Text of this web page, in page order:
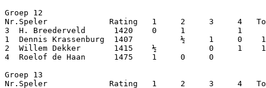
Groep 12
Nr.Speler             Rating   1     2     3     4
3  H. Breederveld      1420    0     1           1
1  Dennis Krassenburg  1407          ½     1     0
2  Willem Dekker       1415    ½           0     1
4  Roelof de Haan      1475    1     0     0
Groep 13
Nr.Speler             Rating   1     2     3     4